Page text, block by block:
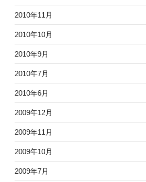
2010年11月
2010年10月
2010年9月
2010年7月
2010年6月
2009年12月
2009年11月
2009年10月
2009年7月